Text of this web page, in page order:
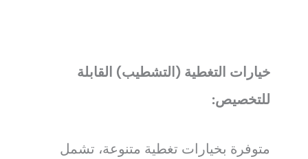
خيارات التغطية (التشطيب) القابلة
للتخصيص:
متوفرة بخيارات تغطية متنوعة، تشمل